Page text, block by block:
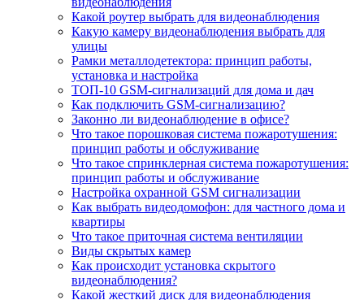
Какой роутер выбрать для видеонаблюдения
Какую камеру видеонаблюдения выбрать для
улицы
Рамки металлодетектора: принцип работы,
установка и настройка
ТОП-10 GSM-сигнализаций для дома и дач
Как подключить GSM-сигнализацию?
Законно ли видеонаблюдение в офисе?
Что такое порошковая система пожаротушения:
принцип работы и обслуживание
Что такое спринклерная система пожаротушения:
принцип работы и обслуживание
Настройка охранной GSM сигнализации
Как выбрать видеодомофон: для частного дома и
квартиры
Что такое приточная система вентиляции
Виды скрытых камер
Как происходит установка скрытого
видеонаблюдения?
Какой жесткий диск для видеонаблюдения